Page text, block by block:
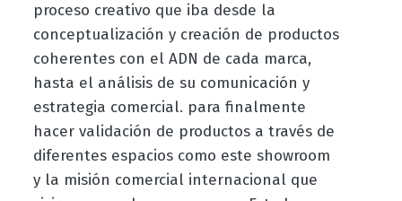
proceso creativo que iba desde la
conceptualización y creación de productos
coherentes con el ADN de cada marca,
hasta el análisis de su comunicación y
estrategia comercial. para finalmente
hacer validación de productos a través de
diferentes espacios como este showroom
y la misión comercial internacional que